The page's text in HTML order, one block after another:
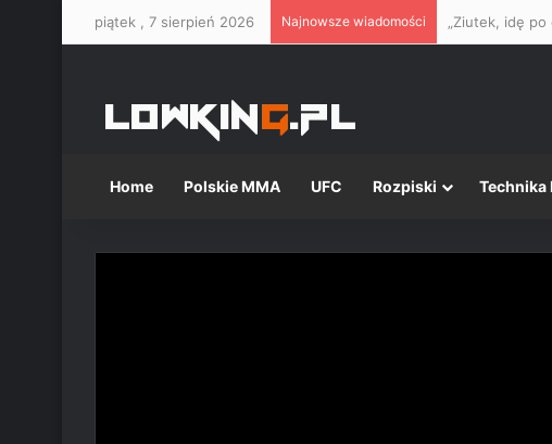
piątek , 7 sierpień 2026 Najnowsze wiadomości
Home Polskie MMA UFC Rozpiski Technika